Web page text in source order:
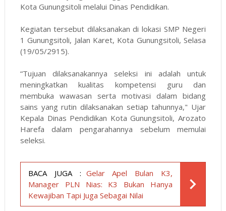
Kota Gunungsitoli melalui Dinas Pendidikan.
Kegiatan tersebut dilaksanakan di lokasi SMP Negeri
1 Gunungsitoli, Jalan Karet, Kota Gunungsitoli, Selasa
(19/05/2915).
“Tujuan dilaksanakannya seleksi ini adalah untuk
meningkatkan kualitas kompetensi guru dan
membuka wawasan serta motivasi dalam bidang
sains yang rutin dilaksanakan setiap tahunnya," Ujar
Kepala Dinas Pendidikan Kota Gunungsitoli, Arozato
Harefa dalam pengarahannya sebelum memulai
seleksi.
BACA JUGA : Gelar Apel Bulan K3,
Manager PLN Nias: K3 Bukan Hanya
Kewajiban Tapi Juga Sebagai Nilai